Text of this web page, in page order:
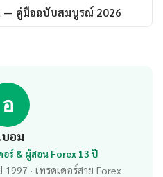
— คู่มือฉบับสมบูรณ์ 2026
อ
อม
อร์ & ผู้สอน Forex 13 ปี
· เทรดเดอร์สาย Forex